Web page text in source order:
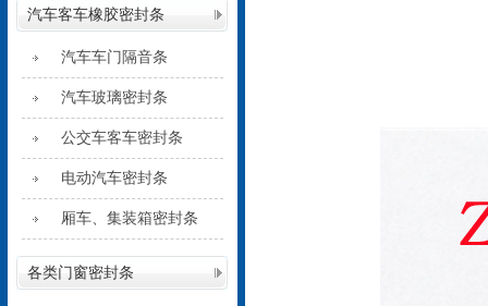
汽车客车橡胶密封条
汽车车门隔音条
汽车玻璃密封条
公交车客车密封条
电动汽车密封条
厢车、集装箱密封条
各类门窗密封条